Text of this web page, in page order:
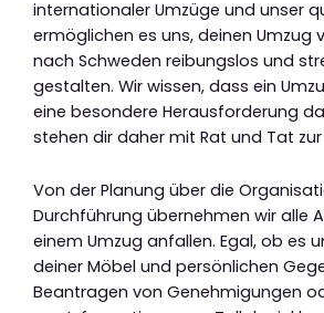
internationaler Umzüge und unser
ermöglichen es uns, deinen Umzug
nach Schweden reibungslos und
gestalten. Wir wissen, dass ein
eine besondere Herausforderung
stehen dir daher mit Rat und Tat zur
Von der Planung über die
Durchführung übernehmen wir alle
einem Umzug anfallen. Egal, ob es
deiner Möbel und persönlichen
Beantragen von Genehmigungen